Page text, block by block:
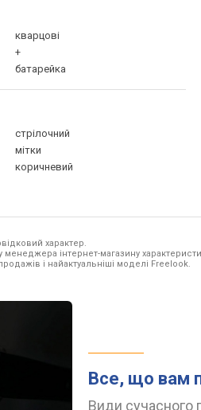
кварцові
+
батарейка
стрілочний
мітки
коричневий
характер.
інтернет-магазину
і найактуальніші моделі Freelook.
Все, що вам
Види сучасного